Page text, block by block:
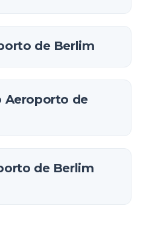
de Berlim
Aeroporto de
de Berlim